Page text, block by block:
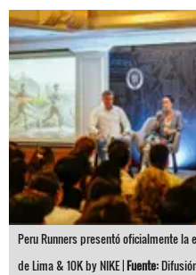
Peru Runners presentó oficialmente la
de Lima & 10K by NIKE |Fuente: